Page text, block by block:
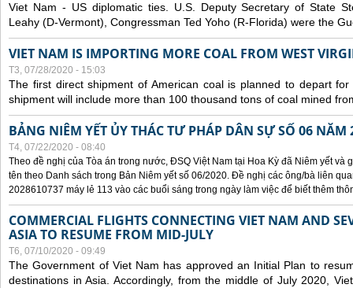
Viet Nam - US diplomatic ties. U.S. Deputy Secretary of State
Leahy (D-Vermont), Congressman Ted Yoho (R-Florida) were the
VIET NAM IS IMPORTING MORE COAL FROM WEST
T3, 07/28/2020 - 15:03
The first direct shipment of American coal is planned to depart
shipment will include more than 100 thousand tons of coal mined
BẢNG NIÊM YẾT ỦY THÁC TƯ PHÁP DÂN SỰ SỐ 06 NĂM
T4, 07/22/2020 - 08:40
Theo đề nghị của Tòa án trong nước, ĐSQ Việt Nam tại Hoa Kỳ đã Niêm yết và
tên theo Danh sách trong Bản Niêm yết số 06/2020. Đề nghị các ông/bà liên
2028610737 máy lẻ 113 vào các buổi sáng trong ngày làm việc để biết thêm
COMMERCIAL FLIGHTS CONNECTING VIET NAM AND
ASIA TO RESUME FROM MID-JULY
T6, 07/10/2020 - 09:49
The Government of Viet Nam has approved an Initial Plan to
destinations in Asia. Accordingly, from the middle of July 2020,